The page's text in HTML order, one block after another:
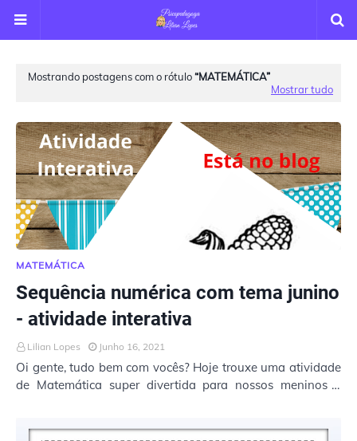
Mostrando postagens com o rótulo MATEMÁTICA
Mostrar tudo
MATEMÁTICA
Sequência numérica com tema junino
- atividade interativa
Lilian Lopes Junho 16, 2021
Oi gente, tudo bem com vocês? Hoje trouxe uma atividade
de Matemática super divertida para nossos meninos e